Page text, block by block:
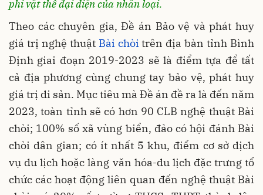
phi vật thể đại diện của nhân loại.
Theo các chuyên gia, Đề án Bảo vệ và phát huy
giá trị nghệ thuật Bài chòitrên địa bàn tỉnh Bình
Định giai đoạn 2019-2023 sẽ là điểm tựa để tất
cả địa phương cùng chung tay bảo vệ, phát huy
giá trị di sản. Mục tiêu mà Đề án đề ra là đến năm
2023, toàn tỉnh sẽ có hơn 90 CLB nghệ thuật Bài
chòi; 100% số xã vùng biển, đảo có hội đánh Bài
chòi dân gian; có ít nhất 5 khu, điểm cơ sở dịch
vụ du lịch hoặc làng văn hóa-du lịch đặc trưng tổ
chức các hoạt động liên quan đến nghệ thuật Bài